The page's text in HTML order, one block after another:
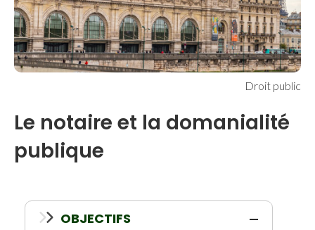
CATALOGUE
ENTREPRISE
IMMOBILIER
RURAL
Droit public
Le notaire et la domanialité
publique
OBJECTIFS